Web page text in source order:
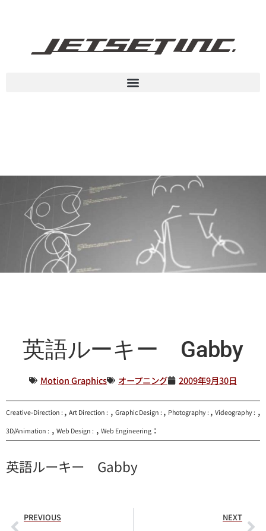
英語ルーキー Gabby
Motion Graphics オープニング 2009年9月30日
Creative-Direction : , Art Direction : , Graphic Design : , Photography : , Videography : ,
3D/Animation : , Web Design : , Web Engineering :
英語ルーキー Gabby
PREVIOUS NEXT